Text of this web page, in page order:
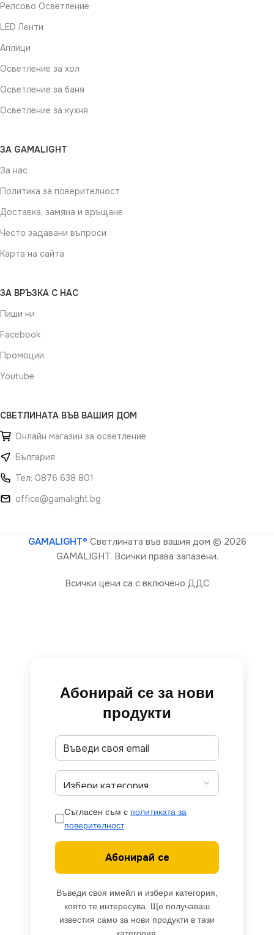
Релсово Осветление
LED Ленти
Аплици
Осветление за хол
Осветление за баня
Осветление за кухня
ЗА GAMALIGHT
За нас
Политика за поверителност
Доставка, замяна и връщане
Често задавани въпроси
Карта на сайта
ЗА ВРЪЗКА С НАС
Пиши ни
Facebook
Промоции
Youtube
СВЕТЛИНАТА ВЪВ ВАШИЯ ДОМ
Онлайн магазин за осветление
България
Тел: 0876 638 801
office@gamalight.bg
GAMALIGHT® Светлината във вашия дом © 2026
GAMALIGHT. Всички права запазени.
Всички цени са с включено ДДС
Абонирай се за нови
продукти
Съгласен съм с политиката за
поверителност
Абонирай се
Въведи своя имейл и избери категория,
която те интересува. Ще получаваш
известия само за нови продукти в тази